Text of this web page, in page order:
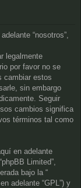
rs
“nosotros”,
legalmente
por favor no se
cambiar estos
sin embargo
Seguir
cambios significa
términos tal como
en adelante
Limited”,
bajo la “
adelante “GPL”) y